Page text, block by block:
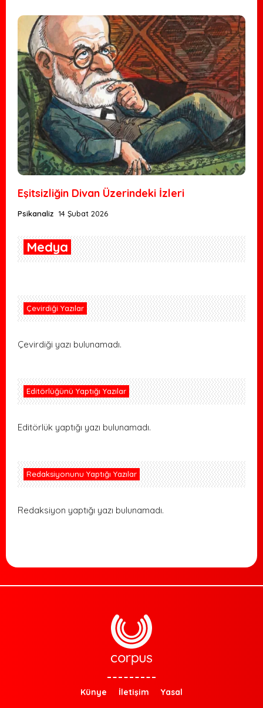
Eşitsizliğin Divan Üzerindeki İzleri
Psikanaliz 14 Şubat 2026
Medya
Çevirdiği Yazılar
Çevirdiği yazı bulunamadı.
Editörlüğünü Yaptığı Yazılar
Editörlük yaptığı yazı bulunamadı.
Redaksiyonunu Yaptığı Yazılar
Redaksiyon yaptığı yazı bulunamadı.
Künye İletişim Yasal